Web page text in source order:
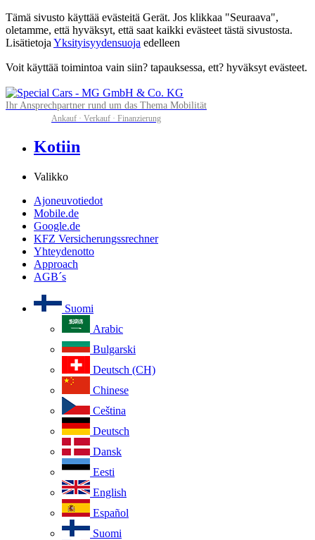
Tämä sivusto käyttää evästeitä Gerät. Jos klikkaa "Seuraava",
oletamme, että hyväksyt, että saat kaikki evästeet tästä sivustosta.
Lisätietoja Yksityisyydensuoja edelleen
Voit käyttää toimintoa vain siin? tapauksessa, ett? hyväksyt evästeet.
Ihr Ansprechpartner rund um das Thema Mobilität
Ankauf · Verkauf · Finanzierung
Kotiin
Valikko
Ajoneuvotiedot
Mobile.de
Google.de
KFZ Versicherungssrechner
Yhteydenotto
Approach
AGB´s
Suomi
Arabic
Bulgarski
Deutsch (CH)
Chinese
Ceština
Deutsch
Dansk
Eesti
English
Español
Suomi